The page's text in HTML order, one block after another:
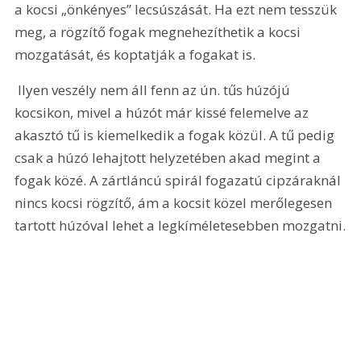
a kocsi „önkényes” lecsúszását. Ha ezt nem tesszük
meg, a rögzítő fogak megnehezíthetik a kocsi
mozgatását, és koptatják a fogakat is.
kocsikon, mivel a húzót már kissé felemelve az
akasztó tű is kiemelkedik a fogak közül. A tű pedig
csak a húzó lehajtott helyzetében akad megint a
fogak közé. A zártláncú spirál fogazatú cipzáraknál
nincs kocsi rögzítő, ám a kocsit közel merőlegesen
tartott húzóval lehet a legkíméletesebben mozgatni.